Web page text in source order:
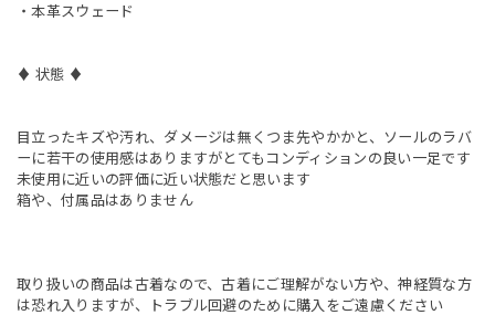
・本革スウェード
♦︎ 状態 ♦︎
目立ったキズや汚れ、ダメージは無くつま先やかかと、ソールのラバ
ーに若干の使用感はありますがとてもコンディションの良い一足です
未使用に近いの評価に近い状態だと思います
箱や、付属品はありません
取り扱いの商品は古着なので、古着にご理解がない方や、神経質な方
は恐れ入りますが、トラブル回避のために購入をご遠慮ください